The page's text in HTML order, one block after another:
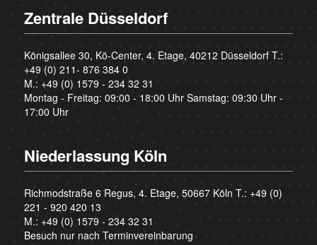
Zentrale Düsseldorf
Königsallee 30, Kö-Center, 4. Etage, 40212 Düsseldorf T.:
+49 (0) 211- 876 384 0
M.: +49 (0) 1579 - 234 32 31
Montag - Freitag: 09:00 - 18:00 Uhr Samstag: 09:30 Uhr -
17:00 Uhr
Niederlassung Köln
Richmodstraße 6 Regus, 4. Etage, 50667 Köln T.: +49 (0)
221 - 920 420 13
M.: +49 (0) 1579 - 234 32 31
Besuch nur nach Terminvereinbarung